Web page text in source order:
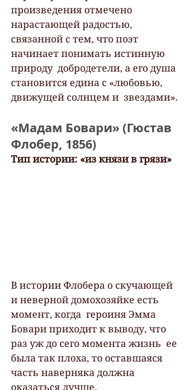
произведения отмечено
нарастающей радостью,
связанной с тем, что поэт
начинает понимать истинную
природу  добродетели, а его душа
становится едина с «любовью,
движущей солнцем и  звездами».
«Мадам Бовари» (Гюстав
Флобер, 1856)
Тип истории: «из князи в грязи»
В истории Флобера о скучающей
и неверной домохозяйке есть
момент, когда  героиня Эмма
Бовари приходит к выводу, что
раз уж до сего момента жизнь  ее
была так плоха, то оставшаяся
часть наверняка должна
оказаться лучше.